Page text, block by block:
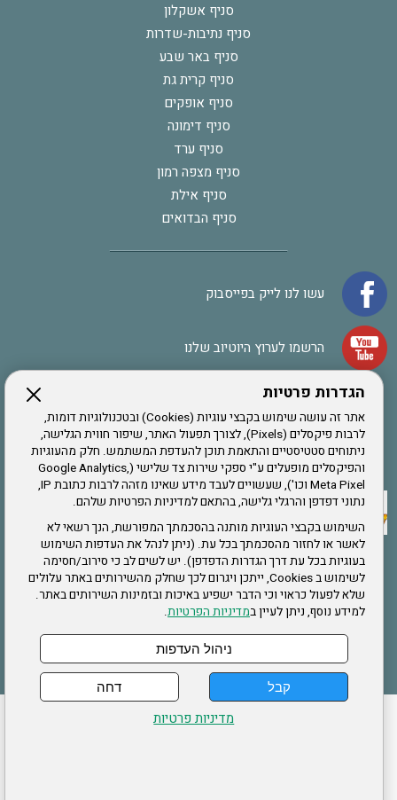
הגדרות פרטיות
אתר זה עושה שימוש בקבצי עוגיות (Cookies) ובטכנולוגיות דומות,
לרבות פיקסלים (Pixels), לצורך תפעול האתר, שיפור חווית הגלישה,
ניתוחים סטטיסטיים והתאמת תוכן להעדפת המשתמש. חלק מהעוגיות
והפיקסלים מופעלים ע"י ספקי שירות צד שלישי (Google Analytics,
Meta Pixel וכו'), שעשויים לעבד מידע שאינו מזהה לרבות כתובת IP,
נתוני דפדפן והרגלי גלישה, בהתאם למדיניות הפרטיות שלהם.
השימוש בקבצי העוגיות מותנה בהסכמתך המפורשת, הנך רשאי לא
לאשר או לחזור מהסכמתך בכל עת. (ניתן לנהל את העדפות השימוש
בעוגיות בכל עת דרך הגדרות הדפדפן). יש לשים לב כי סירוב/חסימה
לשימוש ב Cookies, ייתכן ויגרום לכך שחלק מהשירותים באתר עלולים
שלא לפעול כראוי וכי הדבר ישפיע באיכות ובזמינות השירותים באתר.
למידע נוסף, ניתן לעיין במדיניות הפרטיות.
קבל דחה
ניהול העדפות
מדיניות פרטיות
סניף אשקלון
סניף נתיבות-שדרות
סניף באר שבע
סניף קרית גת
סניף אופקים
סניף דימונה
סניף ערד
סניף מצפה רמון
סניף אילת
סניף הבדואים
עשו לנו לייק בפייסבוק
הרשמו לערוץ היוטיוב שלנו
אתר צה"ל
תקנון האתר
שירותים
תעסוקה
בריאות
הצהרת נגישות לעדכון פרטים אישיים